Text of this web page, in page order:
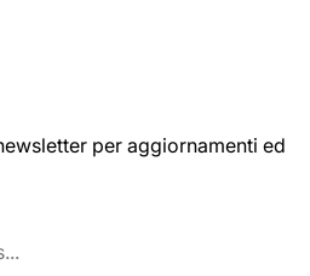
per aggiornamenti ed